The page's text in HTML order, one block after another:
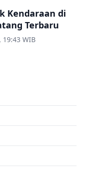
Kendaraan di
Terbaru
19:43 WIB